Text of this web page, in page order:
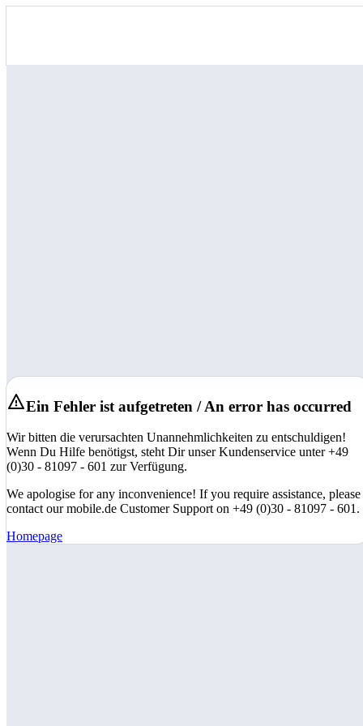
Ein Fehler ist aufgetreten / An error has occurred
Wir bitten die verursachten Unannehmlichkeiten zu entschuldigen!
Wenn Du Hilfe benötigst, steht Dir unser Kundenservice unter +49
(0)30 - 81097 - 601 zur Verfügung.
We apologise for any inconvenience! If you require assistance, please
contact our mobile.de Customer Support on +49 (0)30 - 81097 - 601.
Homepage